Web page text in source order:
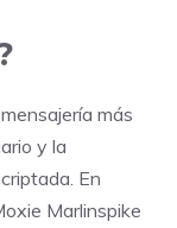
más
y la
En
Marlinspike